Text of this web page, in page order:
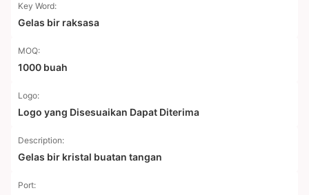
Key Word:
Gelas bir raksasa
MOQ:
1000 buah
Logo:
Logo yang Disesuaikan Dapat Diterima
Description:
Gelas bir kristal buatan tangan
Port: